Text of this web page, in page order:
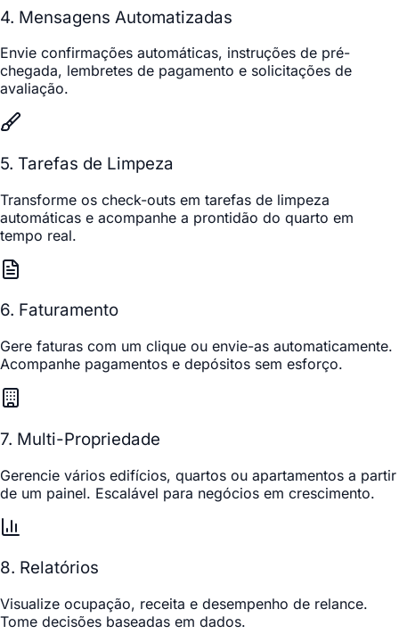
4. Mensagens Automatizadas
Envie confirmações automáticas, instruções de pré-
chegada, lembretes de pagamento e solicitações de
avaliação.
5. Tarefas de Limpeza
Transforme os check-outs em tarefas de limpeza
automáticas e acompanhe a prontidão do quarto em
tempo real.
6. Faturamento
Gere faturas com um clique ou envie-as automaticamente.
Acompanhe pagamentos e depósitos sem esforço.
7. Multi-Propriedade
Gerencie vários edifícios, quartos ou apartamentos a partir
de um painel. Escalável para negócios em crescimento.
8. Relatórios
Visualize ocupação, receita e desempenho de relance.
Tome decisões baseadas em dados.